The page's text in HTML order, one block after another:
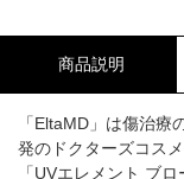
商品説明
「EltaMD」は傷治
発のドクターズコスメ
「UVエレメント ブ